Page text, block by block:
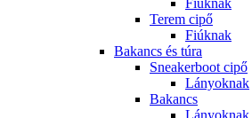
Fiúknak
Terem cipő
Fiúknak
Bakancs és túra
Sneakerboot cipő
Lányoknak
Bakancs
Lányoknak